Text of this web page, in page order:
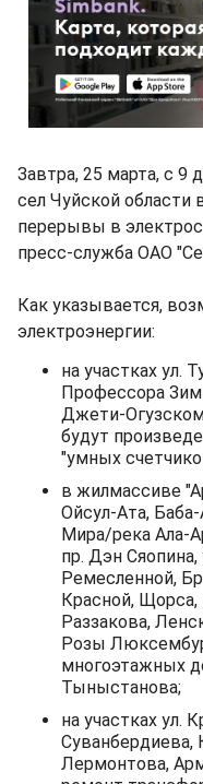
Завтра, 25 марта, с 9
сел Чуйской
перерывы в
пресс-служба ОАО
Как указывается,
электроэнергии:
на участках ул.
Профессора
Джети-
будут
"умных
в жилмассиве
Ойсул-Ата,
Мира/река Ала-
пр. Дэн Сяопина,
Ремесленной,
Красной, Щорса,
Раззакова,
Розы
многоэтажных
Тыныстанова;
на участках ул.
Суванбердиева,
Лермонтова,